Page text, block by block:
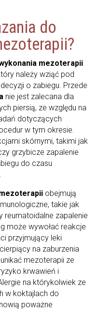
do
mezoterapii
należy wziąć pod
o zabiegu. Przede
nie jest zalecana dla
piersią, ze względu na
dotyczących
w tym okresie.
skórnymi, takimi jak
grzybicze zapalenie
do czasu
obejmują
takie jak
reumatoidalne zapalenie
może wywołać reakcje
przyjmujący leki
na zaburzenia
mezoterapii ze
krwawień i
na którykolwiek ze
w koktajlach do
poważne